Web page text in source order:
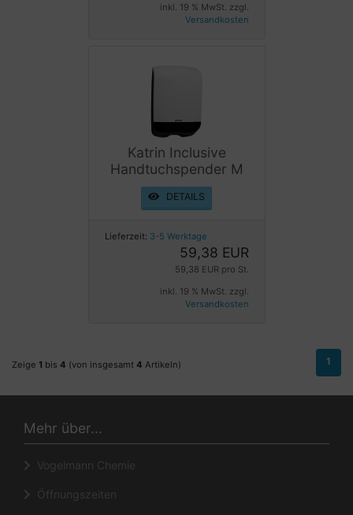
inkl. 19 % MwSt. zzgl.
Versandkosten
Katrin Inclusive
Handtuchspender M
DETAILS
Lieferzeit: 3-5 Werktage
59,38 EUR
59,38 EUR pro St.
inkl. 19 % MwSt. zzgl.
Versandkosten
Zeige 1 bis 4 (von insgesamt 4 Artikeln) 1
Mehr über...
Vogelmann Chemie
Öffnungszeiten